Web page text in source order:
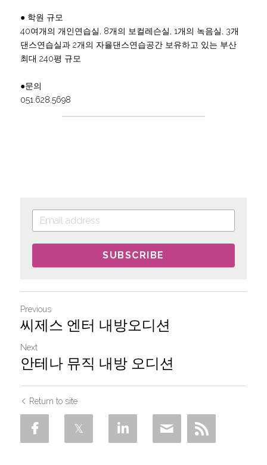
● 학원 규모
40여개의 개인연습실, 8개의 보컬레슨실, 1개의 녹음실, 3개
댄스연습실과 2개의 자율댄스연습공간 보유하고 있는 부산
최대 240평 규모
●문의
051.628.5698
SUBSCRIBE
Previous
씨제스 엔터 내방오디션
Next
안테나 뮤직 내방 오디션
Return to site